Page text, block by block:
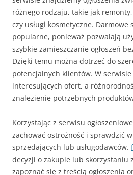
różnego rodzaju, takie jak
czy usługi kosmetyczne. Darmowe
popularne, ponieważ pozwalają
szybkie zamieszczanie ogłoszeń
Dzięki temu można dotrzeć do
potencjalnych klientów. W
interesujących ofert, a
znalezienie potrzebnych
Korzystając z serwisu
zachować ostrożność i sprawdzić
sprzedających lub usługodawców.
decyzji o zakupie lub skorzystaniu
zapoznać się z treścią ogłoszenia